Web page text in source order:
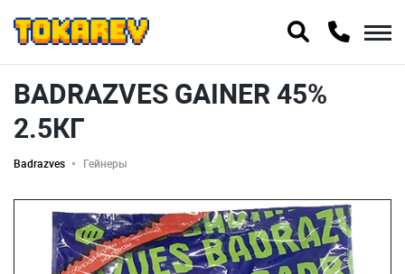
BADRAZVES GAINER 45%
2.5КГ
Badrazves Гейнеры